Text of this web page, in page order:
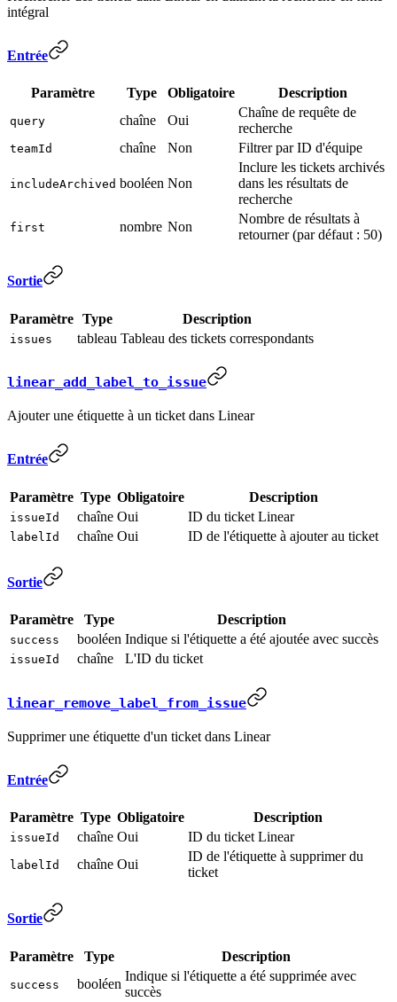
intégral
Entrée
Paramètre Type Obligatoire Description
query chaîne Oui
Chaîne de requête de
recherche
teamId chaîne Non Filtrer par ID d'équipe
includeArchived booléen Non
Inclure les tickets archivés
dans les résultats de
recherche
first nombre Non
Nombre de résultats à
retourner (par défaut : 50)
Sortie
Paramètre Type Description
issues tableau Tableau des tickets correspondants
linear_add_label_to_issue
Ajouter une étiquette à un ticket dans Linear
Entrée
Paramètre Type Obligatoire Description
issueId chaîne Oui ID du ticket Linear
labelId chaîne Oui ID de l'étiquette à ajouter au ticket
Sortie
Paramètre Type Description
success booléen Indique si l'étiquette a été ajoutée avec succès
issueId chaîne L'ID du ticket
linear_remove_label_from_issue
Supprimer une étiquette d'un ticket dans Linear
Entrée
Paramètre Type Obligatoire Description
issueId chaîne Oui ID du ticket Linear
labelId chaîne Oui
ID de l'étiquette à supprimer du
ticket
Sortie
Paramètre Type Description
success booléen
Indique si l'étiquette a été supprimée avec
succès